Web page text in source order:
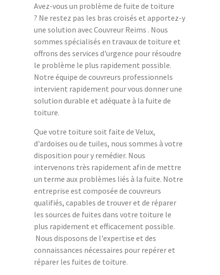
Avez-vous un problème de fuite de toiture
? Ne restez pas les bras croisés et apportez-y
une solution avec Couvreur Reims . Nous
sommes spécialisés en travaux de toiture et
offrons des services d'urgence pour résoudre
le problème le plus rapidement possible.
Notre équipe de couvreurs professionnels
intervient rapidement pour vous donner une
solution durable et adéquate à la fuite de
toiture.
Que votre toiture soit faite de Velux,
d'ardoises ou de tuiles, nous sommes à votre
disposition pour y remédier. Nous
intervenons très rapidement afin de mettre
un terme aux problèmes liés à la fuite. Notre
entreprise est composée de couvreurs
qualifiés, capables de trouver et de réparer
les sources de fuites dans votre toiture le
plus rapidement et efficacement possible.
Nous disposons de l'expertise et des
connaissances nécessaires pour repérer et
réparer les fuites de toiture.